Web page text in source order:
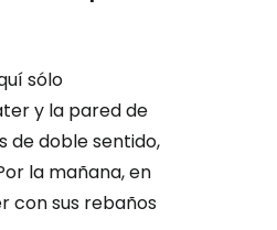
sólo
y la pared de
de doble sentido,
la mañana, en
con sus rebaños